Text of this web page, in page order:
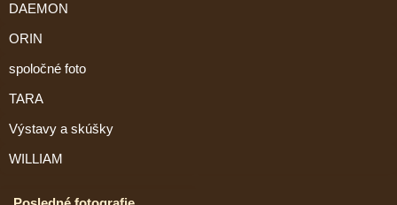
DAEMON
ORIN
spoločné foto
TARA
Výstavy a skúšky
WILLIAM